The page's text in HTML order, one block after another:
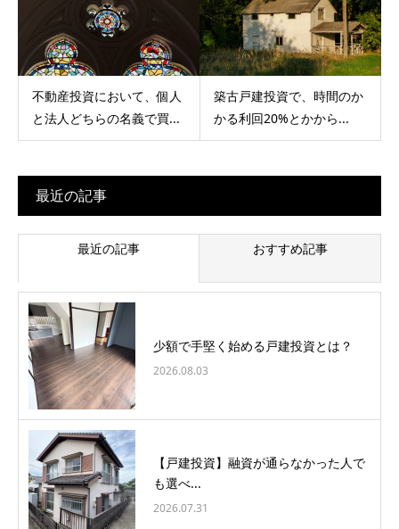
不動産投資において、個人
と法人どちらの名義で買...
築古戸建投資で、時間のか
かる利回20%とかから...
最近の記事
最近の記事 おすすめ記事
少額で手堅く始める戸建投資とは？
2026.08.03
【戸建投資】融資が通らなかった人で
も選べ...
2026.07.31